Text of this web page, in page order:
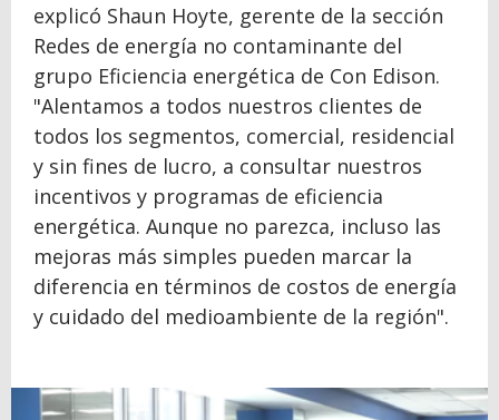
explicó Shaun Hoyte, gerente de la sección
Redes de energía no contaminante del
grupo Eficiencia energética de Con Edison.
"Alentamos a todos nuestros clientes de
todos los segmentos, comercial, residencial
y sin fines de lucro, a consultar nuestros
incentivos y programas de eficiencia
energética. Aunque no parezca, incluso las
mejoras más simples pueden marcar la
diferencia en términos de costos de energía
y cuidado del medioambiente de la región".